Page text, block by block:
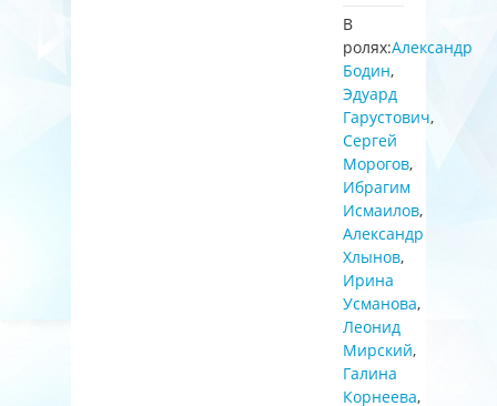
В
ролях:Александр
Бодин,
Эдуард
Гарустович,
Сергей
Морогов,
Ибрагим
Исмаилов,
Александр
Хлынов,
Ирина
Усманова,
Леонид
Мирский,
Галина
Корнеева,